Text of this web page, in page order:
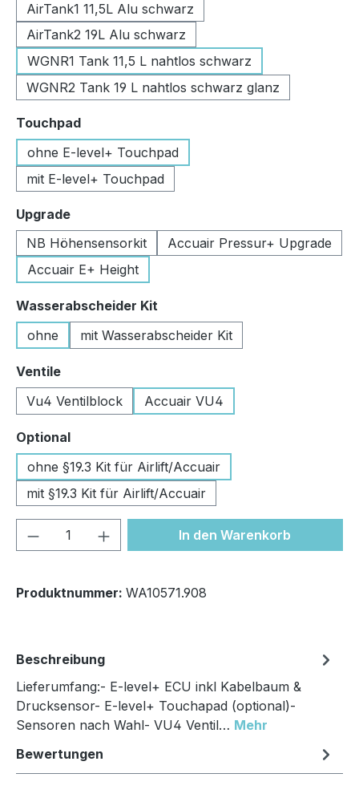
AirTank1 11,5L Alu schwarz
AirTank2 19L Alu schwarz
WGNR1 Tank 11,5 L nahtlos schwarz
WGNR2 Tank 19 L nahtlos schwarz glanz
Touchpadauswählen
ohne E-level+ Touchpad
mit E-level+ Touchpad
Upgradeauswählen
NB Höhensensorkit
Accuair Pressur+ Upgrade
Accuair E+ Height
Wasserabscheider Kit
ohne
mit Wasserabscheider Kit
Ventileauswählen
Vu4 Ventilblock
Accuair VU4
Optionalauswählen
ohne §19.3 Kit für Airlift/Accuair
mit §19.3 Kit für Airlift/Accuair
Produkt Anzahl: Gib denIn den Warenkorb
Produktnummer: WA10571.908
Beschreibung
Lieferumfang:- E-level+ ECU inkl Kabelbaum &
Drucksensor- E-level+ Touchapad (optional)-
Sensoren nach Wahl- VU4 Ventil… Mehr
Bewertungen